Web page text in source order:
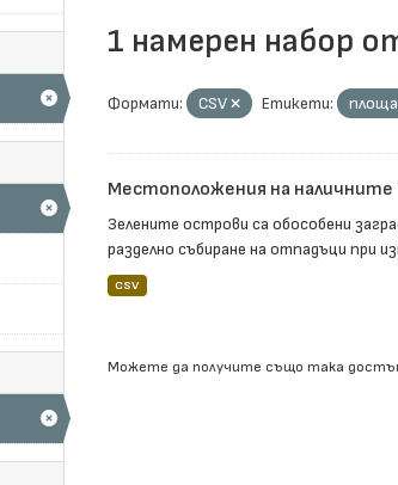
1 намерен набор
Формати: CSV Етикети:
Местоположения на
Зелените острови са обособени
разделно събиране на отпадъци при
CSV
Можете да получите също така